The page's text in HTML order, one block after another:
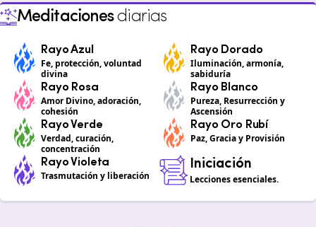
Meditacionesdiarias
Rayo Azul
Fe, protección, voluntad
divina
Rayo Dorado
Iluminación, armonía,
sabiduría
Rayo Rosa
Amor Divino, adoración,
cohesión
Rayo Blanco
Pureza, Resurrección y
Ascensión
Rayo Verde
Verdad, curación,
concentración
Rayo Oro Rubí
Paz, Gracia y Provisión
Rayo Violeta
Trasmutación y liberación
Iniciación
Lecciones esenciales.